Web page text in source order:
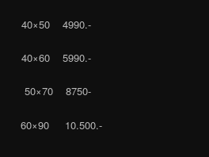
4990.-
5990.-
8750-
10.500.-